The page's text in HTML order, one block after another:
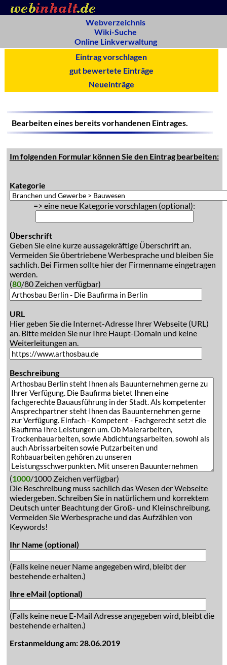
Webverzeichnis
Wiki-Suche
Online Linkverwaltung
Eintrag vorschlagen
gut bewertete Einträge
Neueinträge
Bearbeiten eines bereits vorhandenen Eintrages.
Im folgenden Formular können Sie den Eintrag bearbeiten:
Kategorie
=> eine neue Kategorie vorschlagen (optional):
Überschrift
Geben Sie eine kurze aussagekräftige Überschrift an.
Vermeiden Sie übertriebene Werbesprache und bleiben Sie
sachlich. Bei Firmen sollte hier der Firmenname eingetragen
werden.
(80/80 Zeichen verfügbar)
URL
Hier geben Sie die Internet-Adresse Ihrer Webseite (URL)
an. Bitte melden Sie nur Ihre Haupt-Domain und keine
Weiterleitungen an.
Beschreibung
(1000/1000 Zeichen verfügbar)
Die Beschreibung muss sachlich das Wesen der Webseite
wiedergeben. Schreiben Sie in natürlichem und korrektem
Deutsch unter Beachtung der Groß- und Kleinschreibung.
Vermeiden Sie Werbesprache und das Aufzählen von
Keywords!
Ihr Name (optional)
(Falls keine neuer Name angegeben wird, bleibt der
bestehende erhalten.)
Ihre eMail (optional)
(Falls keine neue E-Mail Adresse angegeben wird, bleibt die
bestehende erhalten.)
Erstanmeldung am: 28.06.2019